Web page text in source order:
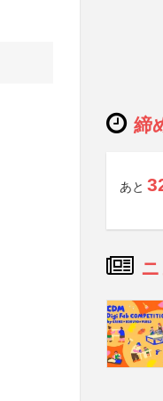
締
あと